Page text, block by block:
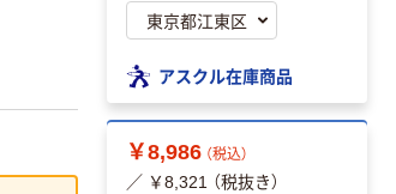
アスクル在庫商品
￥8,986 （税込）
／ ￥8,321 （税抜き）